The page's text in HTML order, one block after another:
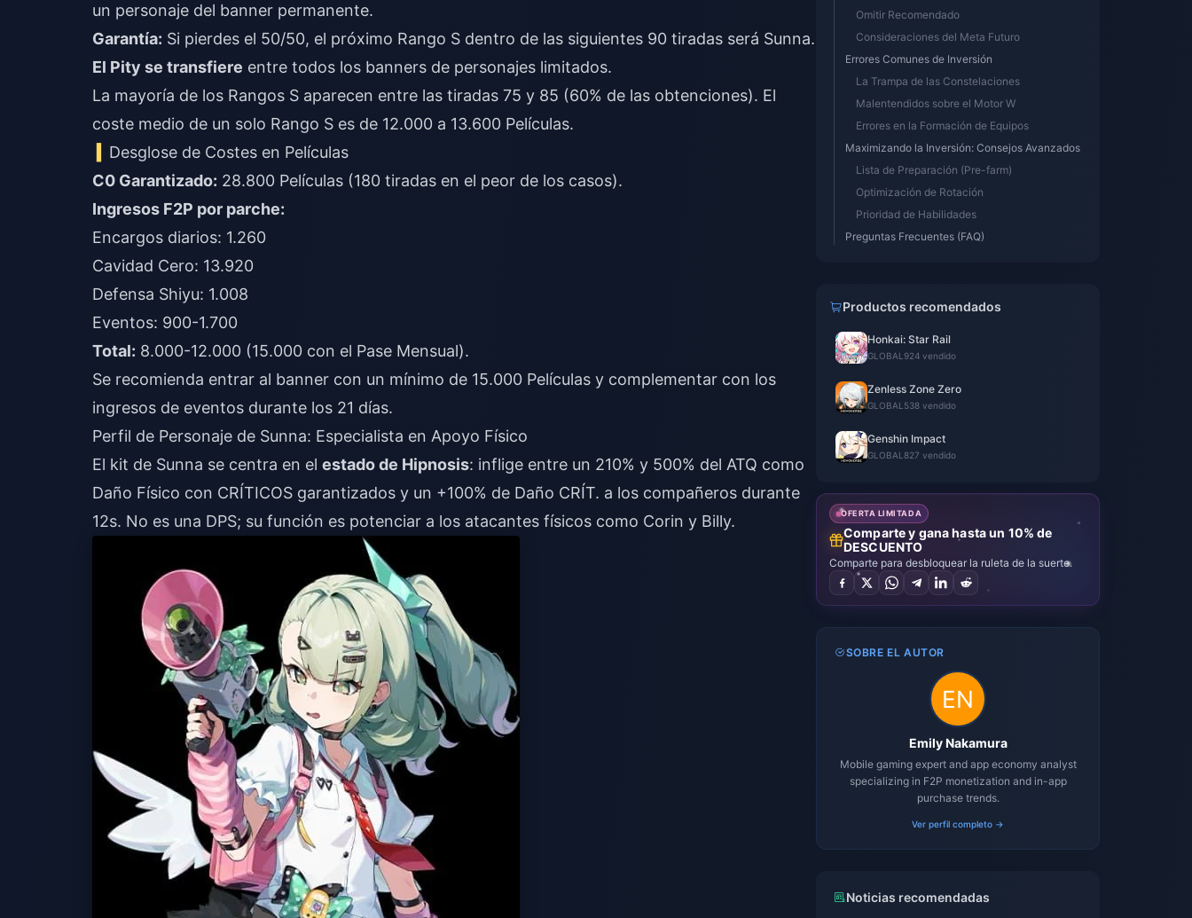
un personaje del banner permanente.
Garantía: Si pierdes el 50/50, el próximo Rango S dentro de las siguientes 90 tiradas será Sunna.
El Pity se transfiere entre todos los banners de personajes limitados.
La mayoría de los Rangos S aparecen entre las tiradas 75 y 85 (60% de las obtenciones). El
coste medio de un solo Rango S es de 12.000 a 13.600 Películas.
Desglose de Costes en Películas
C0 Garantizado: 28.800 Películas (180 tiradas en el peor de los casos).
Ingresos F2P por parche:
Encargos diarios: 1.260
Cavidad Cero: 13.920
Defensa Shiyu: 1.008
Eventos: 900-1.700
Total: 8.000-12.000 (15.000 con el Pase Mensual).
Se recomienda entrar al banner con un mínimo de 15.000 Películas y complementar con los
ingresos de eventos durante los 21 días.
Perfil de Personaje de Sunna: Especialista en Apoyo Físico
El kit de Sunna se centra en el estado de Hipnosis: inflige entre un 210% y 500% del ATQ como
Daño Físico con CRÍTICOS garantizados y un +100% de Daño CRÍT. a los compañeros durante
12s. No es una DPS; su función es potenciar a los atacantes físicos como Corin y Billy.
Omitir Recomendado
Consideraciones del Meta Futuro
Errores Comunes de Inversión
La Trampa de las Constelaciones
Malentendidos sobre el Motor W
Errores en la Formación de Equipos
Maximizando la Inversión: Consejos Avanzados
Lista de Preparación (Pre-farm)
Optimización de Rotación
Prioridad de Habilidades
Preguntas Frecuentes (FAQ)
Productos recomendados
Honkai: Star Rail
GLOBAL 924 vendido
Zenless Zone Zero
GLOBAL 538 vendido
Genshin Impact
GLOBAL 827 vendido
OFERTA LIMITADA
Comparte y gana hasta un 10% de
DESCUENTO
Comparte para desbloquear la ruleta de la suerte.
SOBRE EL AUTOR
Emily Nakamura
Mobile gaming expert and app economy analyst
specializing in F2P monetization and in-app
purchase trends.
Ver perfil completo →
Noticias recomendadas